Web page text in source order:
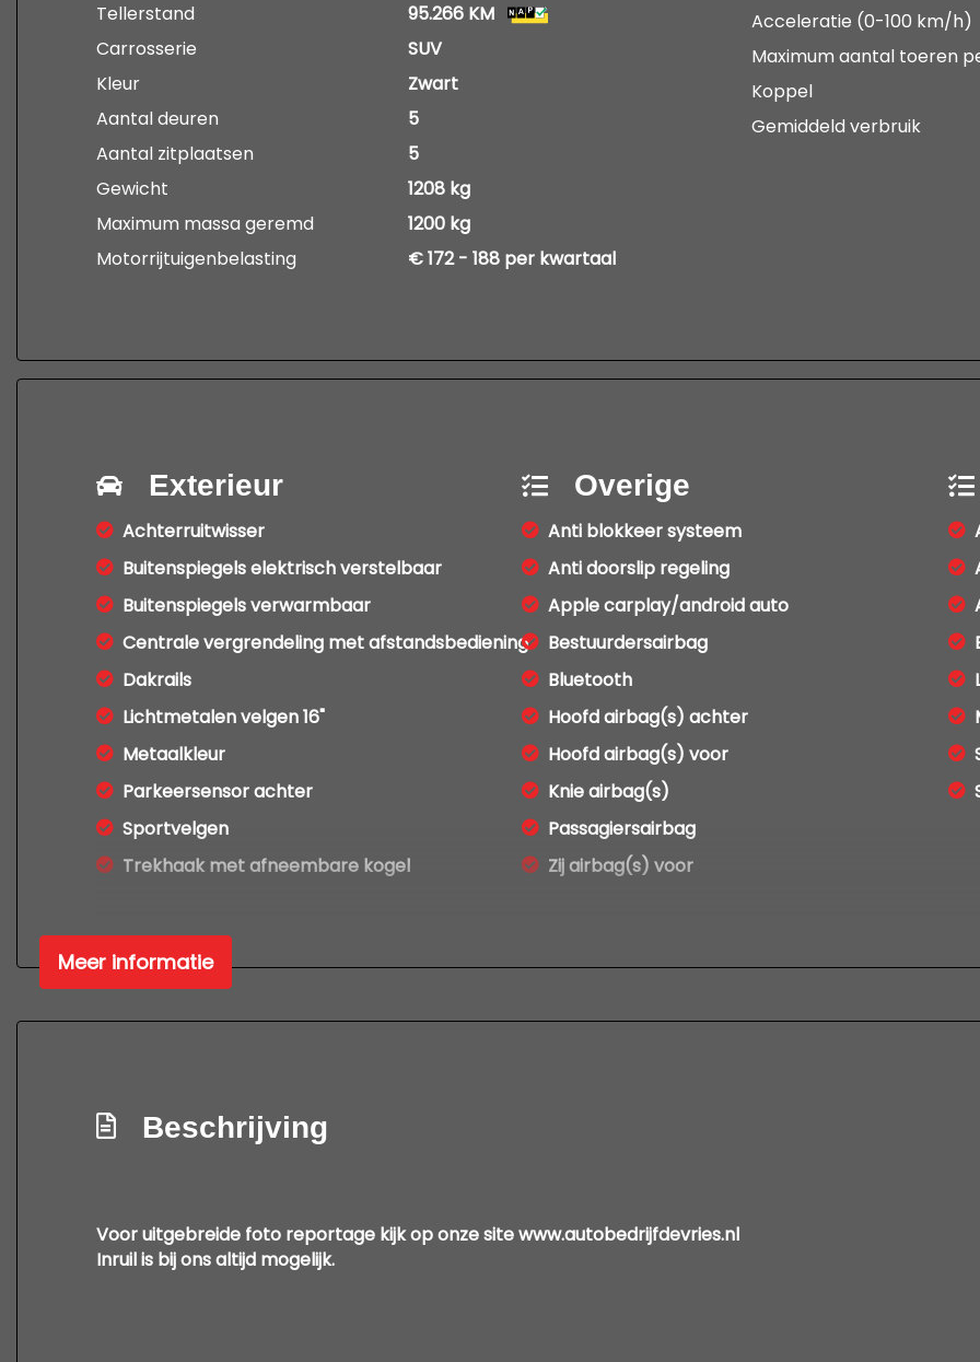
Tellerstand
95.266 KM
Carrosserie
SUV
Kleur
Zwart
Aantal deuren
5
Aantal zitplaatsen
5
Gewicht
1208 kg
Maximum massa geremd
1200 kg
Motorrijtuigenbelasting
€ 172 - 188 per kwartaal
Acceleratie (0-100 km/h)
Maximum aantal toeren
Koppel
Gemiddeld verbruik
Exterieur
Achterruitwisser
Buitenspiegels elektrisch verstelbaar
Buitenspiegels verwarmbaar
Centrale vergrendeling met afstandsbediening
Dakrails
Lichtmetalen velgen 16"
Metaalkleur
Parkeersensor achter
Sportvelgen
Trekhaak met afneembare kogel
Overige
Anti blokkeer systeem
Anti doorslip regeling
Apple carplay/android auto
Bestuurdersairbag
Bluetooth
Hoofd airbag(s) achter
Hoofd airbag(s) voor
Knie airbag(s)
Passagiersairbag
Zij airbag(s) voor
Meer informatie
Beschrijving
Voor uitgebreide foto reportage kijk op onze site www.autobedrijfdevries.nl
Inruil is bij ons altijd mogelijk.